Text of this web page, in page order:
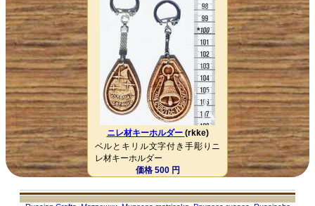
ニレ材キーホルダー (rkke)
ベルとキリル文字付き手彫りニ
レ材キーホルダー
価格 500 円